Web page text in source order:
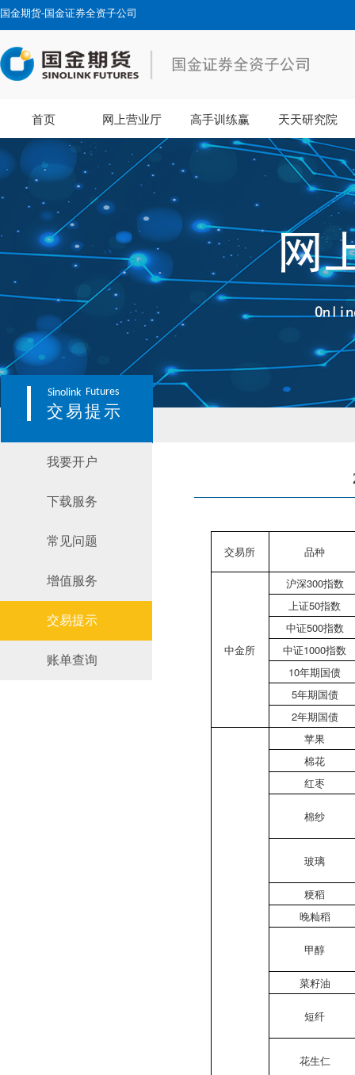
国金期货-国金证券全资子公司
首页 网上营业厅 高手训练赢 天天研究院
Sinolink Futures
交易提示
我要开户
下载服务
常见问题
增值服务
交易提示
账单查询
交易所 品种
中金所
沪深300指数
上证50指数
中证500指数
中证1000指数
10年期国债
5年期国债
2年期国债
苹果
棉花
红枣
棉纱
玻璃
粳稻
晚籼稻
甲醇
菜籽油
短纤
花生仁